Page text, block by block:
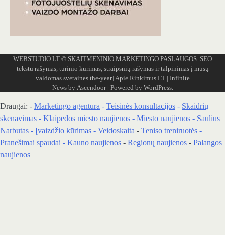
WEBSTUDIO.LT © SKAITMENINIO MARKETINGO PASLAUGOS. SEO
tekstų rašymas, turinio kūrimas, straipsnių rašymas ir talpinimas į mūsų
valdomas svetaines.the-year]Apie Rinkimus.LT| Infinite
News by Ascendoor| Powered by WordPress.
Draugai: - Marketingo agentūra - Teisinės konsultacijos - Skaidrių
skenavimas - Klaipedos miesto naujienos - Miesto naujienos - Saulius
Narbutas - Įvaizdžio kūrimas - Veidoskaita - Teniso treniruotės -
Pranešimai spaudai - Kauno naujienos - Regionų naujienos - Palangos
naujienos